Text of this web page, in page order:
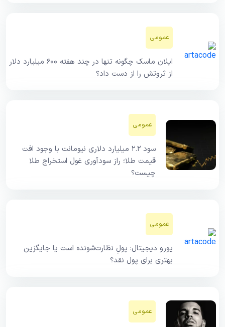
عمومی
ایلان ماسک چگونه تنها در چند هفته ۶۰۰ میلیارد دلار
از ثروتش را از دست داد؟
عمومی
سود ۲.۲ میلیارد دلاری نیومانت با وجود افت
قیمت طلا؛ راز سودآوری غول استخراج طلا
چیست؟
عمومی
یورو دیجیتال: پولِ نظارت‌شونده است یا جایگزین
بهتری برای پول نقد؟
عمومی